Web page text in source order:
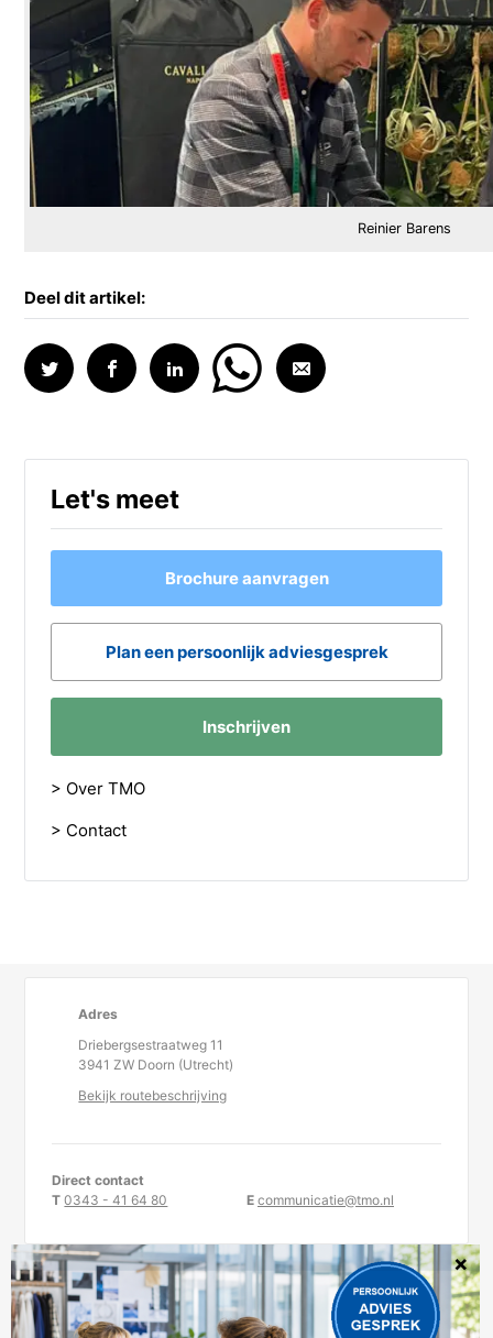
Reinier Barens
Deel dit artikel:
Let's meet
Brochure aanvragen
Plan een persoonlijk adviesgesprek
Inschrijven
> Over TMO
> Contact
Adres
Driebergsestraatweg 11
3941 ZW Doorn (Utrecht)
Bekijk routebeschrijving
Direct contact
T0343 - 41 64 80 E communicatie@tmo.nl
KvK-nummer 30234957